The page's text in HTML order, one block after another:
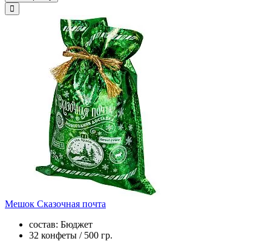
Мешок Сказочная почта
состав: Бюджет
32 конфеты / 500 гр.